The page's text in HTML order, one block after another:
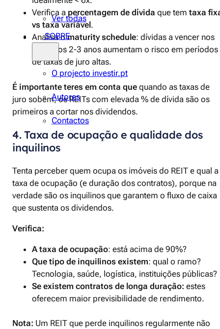
Ver todas
SOBRE
O projecto investir.pt
Autores
Contactos
Verifica a percentagem de dívida que tem taxa
vs taxa variável.
Analisa omaturity schedule: dívidas a vencer nos
próximos 2-3 anos aumentam o risco em períodos
de taxas de juro altas.
É importante teres em conta que quando as taxas de
juro sobem, os REITs com elevada % de dívida são os
primeiros a cortar nos dividendos.
4. Taxa de ocupação e qualidade dos
inquilinos
Tenta perceber quem ocupa os imóveis do REIT e qual a
taxa de ocupação (e duração dos contratos), porque na
verdade são os inquilinos que garantem o fluxo de caixa
que sustenta os dividendos.
Verifica:
A taxa de ocupação: está acima de 90%?
Que tipo de inquilinos existem: qual o ramo?
Tecnologia, saúde, logística, instituições públicas?
Se existem contratos de longa duração: estes
oferecem maior previsibilidade de rendimento.
Nota: Um REIT que perde inquilinos regularmente não